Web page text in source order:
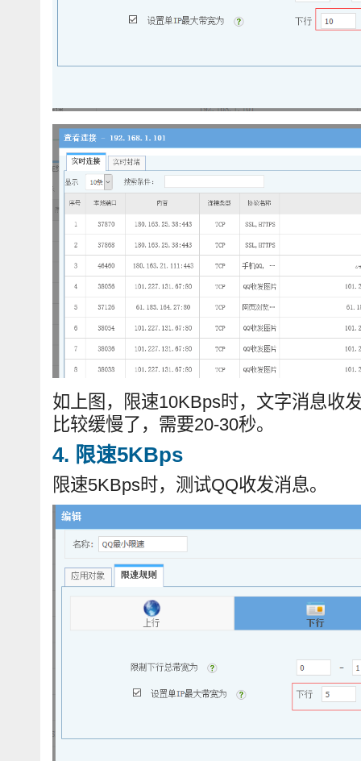
如上图，限速10KBps时，文字消息收
比较缓慢了，需要20-30秒。
4. 限速5KBps
限速5KBps时，测试QQ收发消息。